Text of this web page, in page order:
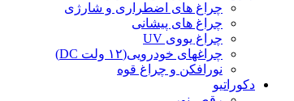
چراغ های اضطراری و شارژی
چراغ های پیشانی
چراغ یووی UV
چراغهای خودرویی(۱۲ ولت DC)
نورافکن و چراغ قوه
دکوراتیو